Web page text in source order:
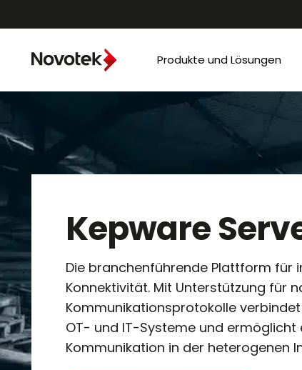
Produkte und Lösungen
Kepware
Die branchenführende Plattform für
Konnektivität. Mit Unterstützung für
Kommunikationsprotokolle
OT- und IT-Systeme und ermöglicht
Kommunikation in der heterogenen